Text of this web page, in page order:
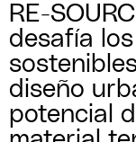
RE-
desafía
diseño
potencial